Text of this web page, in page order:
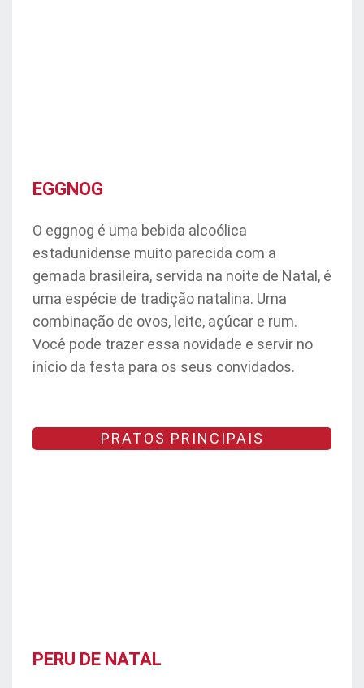
EGGNOG
O eggnog é uma bebida alcoólica
estadunidense muito parecida com a
gemada brasileira, servida na noite de Natal, é
uma espécie de tradição natalina. Uma
combinação de ovos, leite, açúcar e rum.
Você pode trazer essa novidade e servir no
início da festa para os seus convidados.
PRATOS PRINCIPAIS
PERU DE NATAL